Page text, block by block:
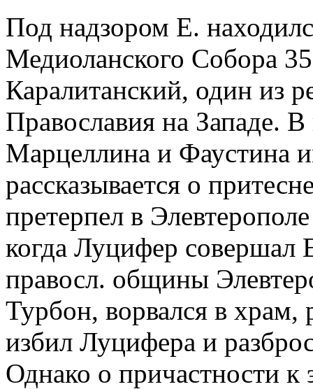
Под надзором Е.
Медиоланского Собора
Каралитанский, один из
Православия на Западе.
Марцеллина и Фаустина
рассказывается о
претерпел в
когда Луцифер совершал
правосл. общины
Турбон, ворвался в храм,
избил Луцифера и
Однако о причастности